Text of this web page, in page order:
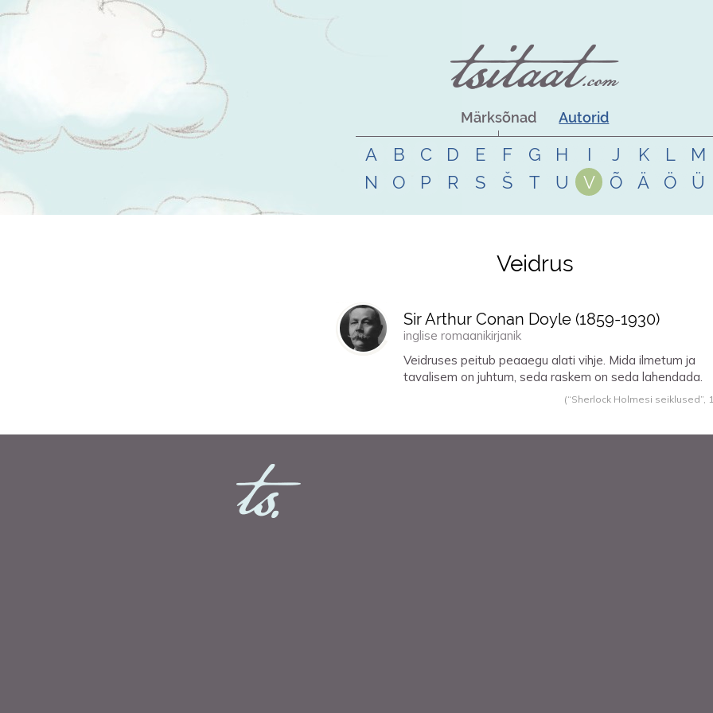
Märksõnad Autorid
A B C D E F G H I J K L
M
N
O P R S Š T U V Õ Ä Ö Ü
Veidrus
Sir Arthur Conan Doyle (1859-1930)
inglise romaanikirjanik
Veidruses peitub peaaegu alati vihje. Mida ilmetum ja
tavalisem on juhtum, seda raskem on seda lahendada.
(“Sherlock Holmesi seiklused”,